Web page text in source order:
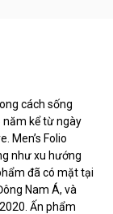
cách sống
năm kể từ ngày
Men’s Folio
như xu hướng
đã có mặt tại
Nam Á, và
Ấn phẩm